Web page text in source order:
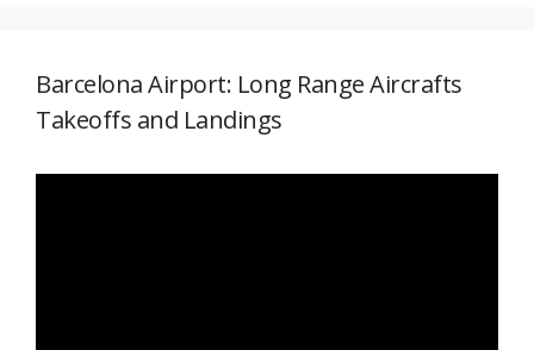
Barcelona Airport: Long Range Aircrafts
Takeoffs and Landings